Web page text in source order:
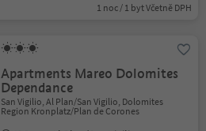
1 noc / 1 byt Včetně DPH
Apartments Mareo Dolomites
Dependance
San Vigilio, Al Plan/San Vigilio, Dolomites
Region Kronplatz/Plan de Corones